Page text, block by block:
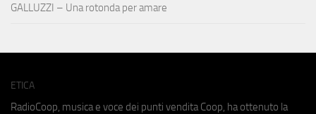
GALLUZZI – Una rotonda per amare
ETICA
RadioCoop, musica e voce dei punti vendita Coop, ha ottenuto la